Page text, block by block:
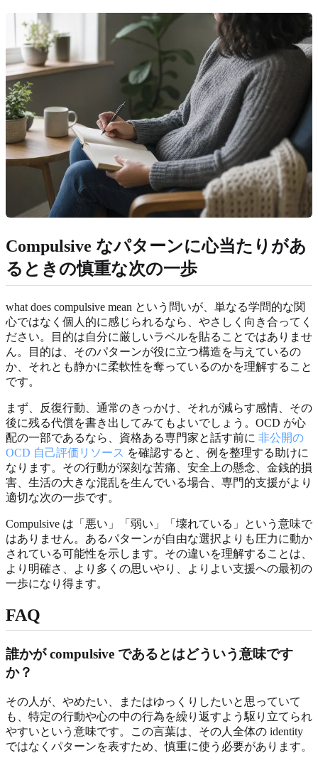
Compulsive なパターンに心当たりがあ
るときの慎重な次の一歩
what does compulsive mean という問いが、単なる学問的な関
心ではなく個人的に感じられるなら、やさしく向き合ってく
ださい。目的は自分に厳しいラベルを貼ることではありませ
ん。目的は、そのパターンが役に立つ構造を与えているの
か、それとも静かに柔軟性を奪っているのかを理解すること
です。
まず、反復行動、通常のきっかけ、それが減らす感情、その
後に残る代償を書き出してみてもよいでしょう。OCD が心
配の一部であるなら、資格ある専門家と話す前に 非公開の
OCD 自己評価リソース を確認すると、例を整理する助けに
なります。その行動が深刻な苦痛、安全上の懸念、金銭的損
害、生活の大きな混乱を生んでいる場合、専門的支援がより
適切な次の一歩です。
Compulsive は「悪い」「弱い」「壊れている」という意味で
はありません。あるパターンが自由な選択よりも圧力に動か
されている可能性を示します。その違いを理解することは、
より明確さ、より多くの思いやり、よりよい支援への最初の
一歩になり得ます。
FAQ
誰かが compulsive であるとはどういう意味です
か？
その人が、やめたい、またはゆっくりしたいと思っていて
も、特定の行動や心の中の行為を繰り返すよう駆り立てられ
やすいという意味です。この言葉は、その人全体の identity
ではなくパターンを表すため、慎重に使う必要があります。